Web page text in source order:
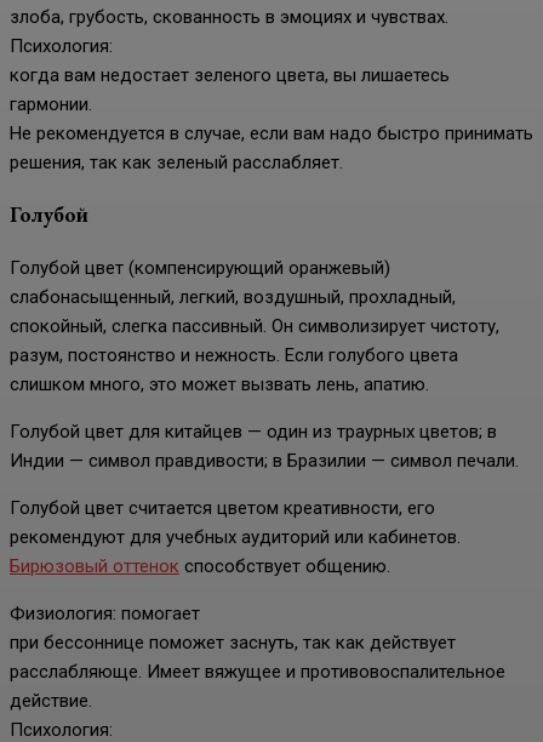
злоба, грубость, скованность в эмоциях и чувствах.
Психология:
когда вам недостает зеленого цвета, вы лишаетесь
гармонии.
Не рекомендуется в случае, если вам надо быстро принимать
решения, так как зеленый расслабляет.
Голубой
Голубой цвет (компенсирующий оранжевый)
слабонасыщенный, легкий, воздушный, прохладный,
спокойный, слегка пассивный. Он символизирует чистоту,
разум, постоянство и нежность. Если голубого цвета
слишком много, это может вызвать лень, апатию.
Голубой цвет для китайцев — один из траурных цветов; в
Индии — символ правдивости; в Бразилии — символ печали.
Голубой цвет считается цветом креативности, его
рекомендуют для учебных аудиторий или кабинетов.
Бирюзовый оттенок способствует общению.
Физиология: помогает
при бессоннице поможет заснуть, так как действует
расслабляюще. Имеет вяжущее и противовоспалительное
действие.
Психология: